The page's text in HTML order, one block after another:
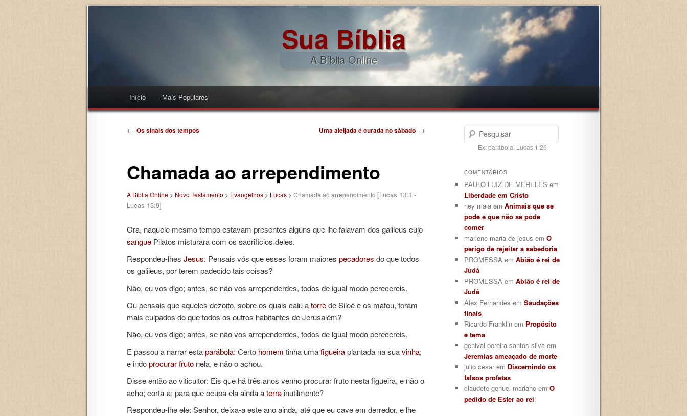
Sua Bíblia
A Bíblia Online
Pular para o conteúdo principal
Pular para o conteúdo secundário
Início Mais Populares
Navegação de posts Uma aleijada é curada no sábado →
← Os sinais dos tempos
Chamada ao arrependimento
A Bíblia Online > Novo Testamento > Evangelhos > Lucas > Chamada ao arrependimento [Lucas 13:1 -
Lucas 13:9]
Ora, naquele mesmo tempo estavam presentes alguns que lhe falavam dos galileus cujo
sangue Pilatos misturara com os sacrifícios deles.
Respondeu-lhes Jesus: Pensais vós que esses foram maiores pecadores do que todos
os galileus, por terem padecido tais coisas?
Não, eu vos digo; antes, se não vos arrependerdes, todos de igual modo perecereis.
Ou pensais que aqueles dezoito, sobre os quais caiu atorrede Siloé e os matou, foram
mais culpados do que todos os outros habitantes de Jerusalém?
Não, eu vos digo; antes, se não vos arrependerdes, todos de igual modo perecereis.
E passou a narrar estaparábola: Certo homem tinha umafigueiraplantada na suavinha;
e indoprocurarfruto nela, e não o achou.
Disse então ao viticultor: Eis que há três anos venho procurar fruto nesta figueira, e não o
acho; corta-a; para que ocupa ela ainda aterra inutilmente?
Respondeu-lhe ele: Senhor, deixa-a este ano ainda, até que eu cave em derredor, e lhe
Pesquisar
Ex: parábola, Lucas 1:26
COMENTÁRIOS
PAULO LUIZ DE MERELES em
Liberdade em Cristo
ney maia em Animais que se
pode e que não se pode
comer
marlene maria de jesus em O
perigo de rejeitar a sabedoria
PROMESSA em Abião é rei de
Judá
PROMESSA em Abião é rei de
Judá
Alex Fernandes em Saudações
finais
Ricardo Franklin em Propósito
e tema
genival pereira santos silva em
Jeremias ameaçado de morte
julio cesar em Discernindo os
falsos profetas
claudete genuel mariano em O
pedido de Ester ao rei